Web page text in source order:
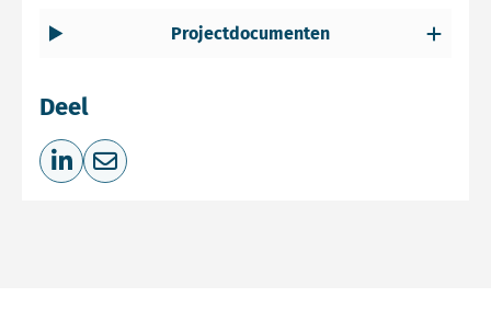
Projectdocumenten
Deel
Deel op LinkedIn
Deel via e-mail